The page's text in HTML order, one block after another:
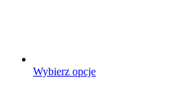
Wybierz opcjeTen